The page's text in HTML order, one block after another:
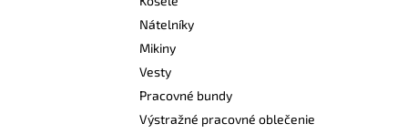
Nátelníky
Mikiny
Vesty
Pracovné bundy
Výstražné pracovné oblečenie